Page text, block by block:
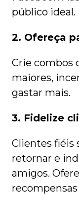
público ideal.
2. Ofereça
Crie combos
maiores,
gastar mais.
3. Fidelize
Clientes fiéis
retornar e
amigos.